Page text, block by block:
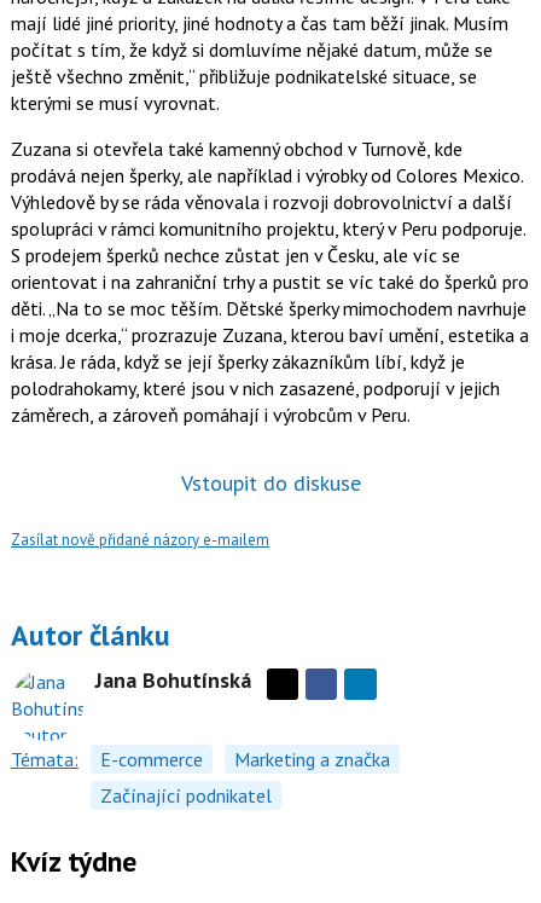
mají lidé jiné priority, jiné hodnoty a čas tam běží jinak. Musím
počítat s tím, že když si domluvíme nějaké datum, může se
ještě všechno změnit, přibližuje podnikatelské situace, se
kterými se musí vyrovnat.
Zuzana si otevřela také kamenný obchod v Turnově, kde
prodává nejen šperky, ale například i výrobky od Colores Mexico.
Výhledově by se ráda věnovala i rozvoji dobrovolnictví a další
spolupráci v rámci komunitního projektu, který v Peru podporuje.
S prodejem šperků nechce zůstat jen v Česku, ale víc se
orientovat i na zahraniční trhy a pustit se víc také do šperků pro
děti. Na to se moc těším. Dětské šperky mimochodem navrhuje
i moje dcerka, prozrazuje Zuzana, kterou baví umění, estetika a
krása. Je ráda, když se její šperky zákazníkům líbí, když je
polodrahokamy, které jsou v nich zasazené, podporují v jejich
záměrech, a zároveň pomáhají i výrobcům v Peru.
Vstoupit do diskuse
Zasílat nově přidané názory e-mailem
Autor článku
Jana Bohutínská
síti
X
Sdílejte
Facebooku
Témata: E-commerce
Marketing a značka
Začínající podnikatel
Kvíz týdne